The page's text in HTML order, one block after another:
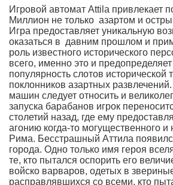
Игровой автомат Attila привлекает
Миллион не только азартом и
Игра предоставляет уникальную
оказаться в давним прошлом и
роль известного исторического
всего, именно это и
популярность слотов исторической
поклонников азартных
машин следует относить и
запуска барабанов игрок
столетий назад, где ему
агонию когда-то могущественного
Рима. Бесстрашный Аттила
города. Одно только имя героя
те, кто пытался оспорить его
войско варваров, одетых в
расправлявшихся со всеми, кто